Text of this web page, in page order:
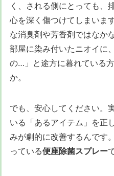
く、される側にとっても、
心を深く傷つけてしまいま
な消臭剤や芳香剤ではなか
部屋に染み付いたニオイに
の…」と途方に暮れている
か。
でも、安心してください。
いる「あるアイテム」を正
みが劇的に改善するんです
っている便座除菌スプレー